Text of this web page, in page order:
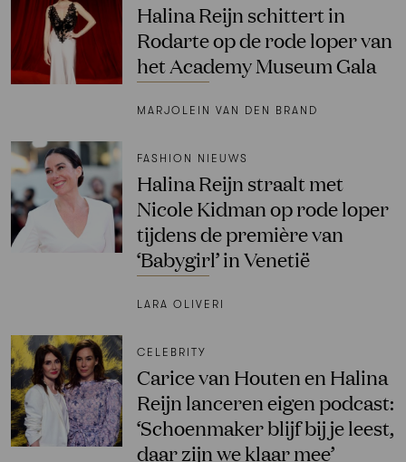
Halina Reijn schittert in
Rodarte op de rode loper van
het Academy Museum Gala
MARJOLEIN VAN DEN BRAND
FASHION NIEUWS
Halina Reijn straalt met
Nicole Kidman op rode loper
tijdens de première van
‘Babygirl’ in Venetië
LARA OLIVERI
CELEBRITY
Carice van Houten en Halina
Reijn lanceren eigen podcast:
‘Schoenmaker blijf bij je leest,
daar zijn we klaar mee’